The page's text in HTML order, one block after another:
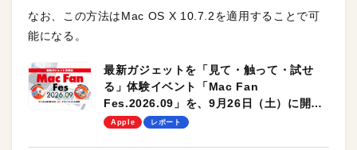
なお、この方法はMac OS X 10.7.2を適用することで可
能になる。
最新ガジェットを「見て・触って・試せ
る」体験イベント「Mac Fan
Fes.2026.09」を、9月26日（土）に開催
します！
Apple レポート